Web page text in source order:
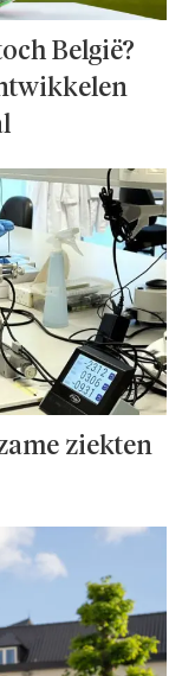
België?
ziekten